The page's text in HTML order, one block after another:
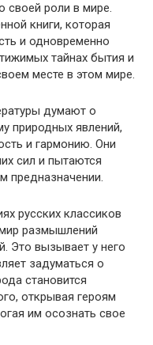
своей роли в мире.
книги, которая
и одновременно
тайнах бытия и
месте в этом мире.
думают о
природных явлений,
и гармонию. Они
сил и пытаются
предназначении.
русских классиков
размышлений
Это вызывает у него
задуматься о
становится
открывая героям
им осознать свое